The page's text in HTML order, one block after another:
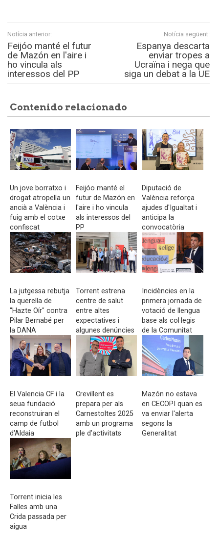
Notícia anterior:
Feijóo manté el futur
de Mazón en l'aire i
ho vincula als
interessos del PP
Notícia següent:
Espanya descarta
enviar tropes a
Ucraïna i nega que
siga un debat a la UE
Contenido relacionado
Un jove borratxo i
drogat atropella un
ancià a València i
fuig amb el cotxe
confiscat
Feijóo manté el
futur de Mazón en
l'aire i ho vincula
als interessos del
PP
Diputació de
València reforça
ajudes d'Igualtat i
anticipa la
convocatòria
abans del 8-M
La jutgessa rebutja
la querella de
"Hazte Oír" contra
Pilar Bernabé per
la DANA
Torrent estrena
centre de salut
entre altes
expectatives i
algunes denúncies
de descoordinació
Incidències en la
primera jornada de
votació de llengua
base als col·legis
de la Comunitat
El Valencia CF i la
seua fundació
reconstruiran el
camp de futbol
d'Aldaia
Crevillent es
prepara per als
Carnestoltes 2025
amb un programa
ple d’activitats
Mazón no estava
en CECOPI quan es
va enviar l'alerta
segons la
Generalitat
Torrent inicia les
Falles amb una
Crida passada per
aigua